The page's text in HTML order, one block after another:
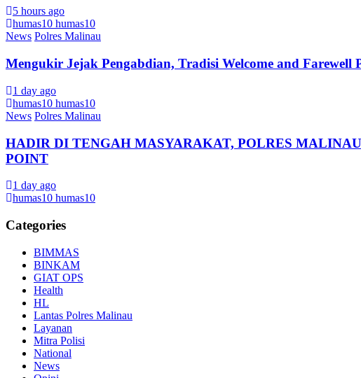
5 hours ago
humas10 humas10
News Polres Malinau
Mengukir Jejak Pengabdian, Tradisi Welcome and
1 day ago
humas10 humas10
News Polres Malinau
HADIR DI TENGAH MASYARAKAT, POLRES
POINT
1 day ago
humas10 humas10
Categories
BIMMAS
BINKAM
GIAT OPS
Health
HL
Lantas Polres Malinau
Layanan
Mitra Polisi
National
News